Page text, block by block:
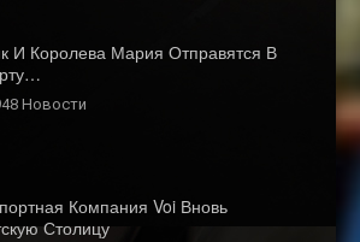
И Королева Мария Отправятся В
Новости
Компания Voi Вновь
Столицу